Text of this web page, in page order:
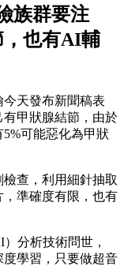
族群要注
，也有AI輔
天發布新聞稿表
甲狀腺結節，由於
可能惡化為甲狀
查，利用細針抽取
準確度有限，也有
分析技術問世，
學習，只要做超音